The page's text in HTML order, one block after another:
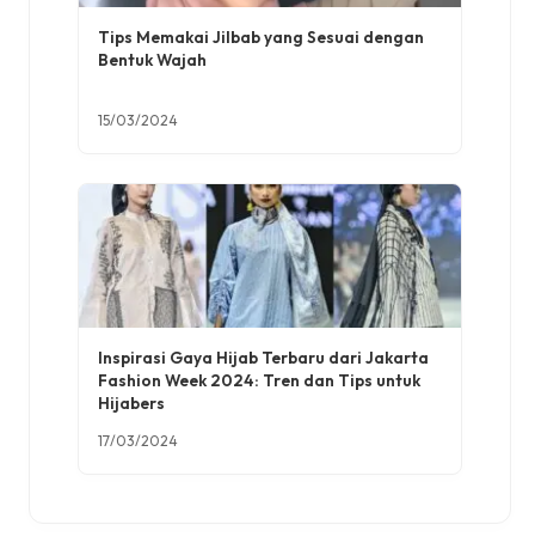
Tips Memakai Jilbab yang Sesuai dengan
Bentuk Wajah
15/03/2024
Inspirasi Gaya Hijab Terbaru dari Jakarta
Fashion Week 2024: Tren dan Tips untuk
Hijabers
17/03/2024